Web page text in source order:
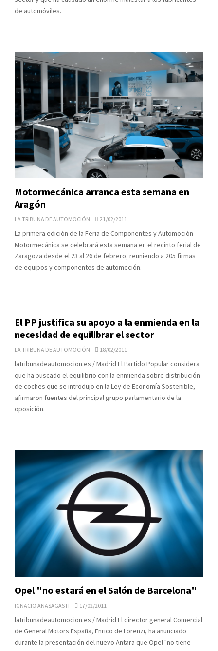
de automóviles.
Motormecánica arranca esta semana en
Aragón
LA TRIBUNA DE AUTOMOCIÓN 21/02/2011
La primera edición de la Feria de Componentes y Automoción
Motormecánica se celebrará esta semana en el recinto ferial de
Zaragoza desde el 23 al 26 de febrero, reuniendo a 205 firmas
de equipos y componentes de automoción.
El PP justifica su apoyo a la enmienda en la
necesidad de equilibrar el sector
LA TRIBUNA DE AUTOMOCIÓN 18/02/2011
latribunadeautomocion.es / Madrid El Partido Popular considera
que ha buscado el equilibrio con la enmienda sobre distribución
de coches que se introdujo en la Ley de Economía Sostenible,
afirmaron fuentes del principal grupo parlamentario de la
oposición.
Opel "no estará en el Salón de Barcelona"
IGNACIO ANASAGASTI 17/02/2011
latribunadeautomocion.es / Madrid El director general Comercial
de General Motors España, Enrico de Lorenzi, ha anunciado
durante la presentación del nuevo Antara que Opel "no tiene